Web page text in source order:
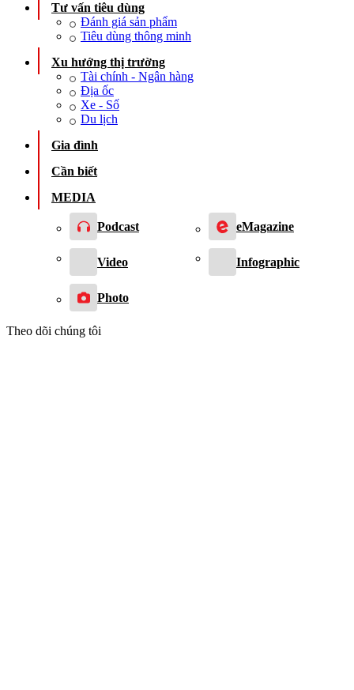
Tư vấn tiêu dùng
Đánh giá sản phẩm
Tiêu dùng thông minh
Xu hướng thị trường
Tài chính - Ngân hàng
Địa ốc
Xe - Số
Du lịch
Gia đình
Cần biết
MEDIA
Podcast eMagazine
Video Infographic
Photo
Theo dõi chúng tôi